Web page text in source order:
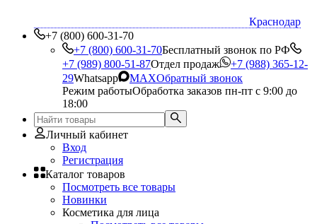
Краснодар
+7 (800) 600-31-70
+7 (800) 600-31-70Бесплатный звонок по РФ
+7 (989) 800-51-87Отдел продаж
+7 (988) 365-12-
29Whatsapp MAXОбратный звонок
Режим работыОбработка заказов пн-пт с 9:00 до
18:00
Личный кабинет
Вход
Регистрация
Каталог товаров
Посмотреть все товары
Новинки
Косметика для лица